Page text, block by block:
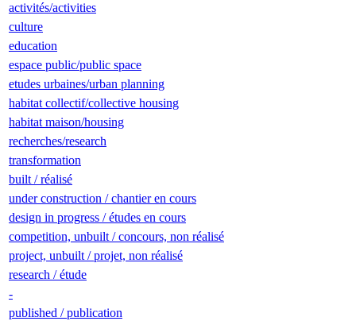
activités/activities
culture
education
espace public/public space
etudes urbaines/urban planning
habitat collectif/collective housing
habitat maison/housing
recherches/research
transformation
built / réalisé
under construction / chantier en cours
design in progress / études en cours
competition, unbuilt / concours, non réalisé
project, unbuilt / projet, non réalisé
research / étude
-
published / publication